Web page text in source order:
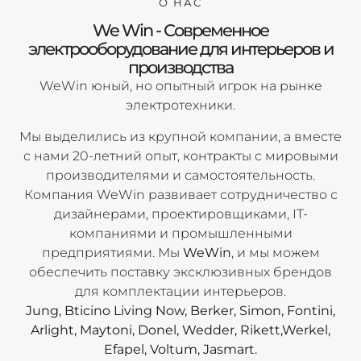
We Win - Современное
электрооборудование для интерьеров и
производства
WeWin юный, но опытный игрок на рынке
электротехники.
Мы выделились из крупной компании, а вместе
с нами 20-летний опыт, контракты с мировыми
производителями и самостоятельность.
Компания WeWin развивает сотрудничество с
дизайнерами, проектировщиками, IT-
компаниями и промышленными
предприятиями. Мы WeWin, и мы можем
обеспечить поставку эксклюзивных брендов
для комплектации интерьеров.
Jung, Bticino Living Now, Berker, Simon, Fontini,
Arlight, Maytoni, Donel, Wedder, Rikett,Werkel,
Efapel, Voltum, Jasmart.